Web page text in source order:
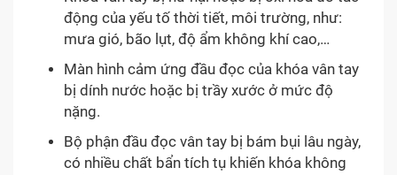
động của yếu tố thời tiết, môi trường, như:
mưa gió, bão lụt, độ ẩm không khí cao,…
Màn hình cảm ứng đầu đọc của khóa vân tay
bị dính nước hoặc bị trầy xước ở mức độ
nặng.
Bộ phận đầu đọc vân tay bị bám bụi lâu ngày,
có nhiều chất bẩn tích tụ khiến khóa không